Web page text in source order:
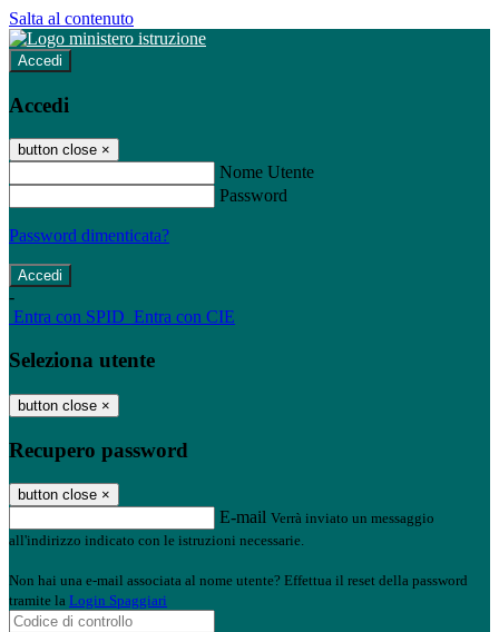
Salta al contenuto
Accedi
Accedi
button close ×
Nome Utente
Password
Password dimenticata?
-
Entra con SPID Entra con CIE
Seleziona utente
button close ×
Recupero password
button close ×
E-mail Verrà inviato un messaggio
all'indirizzo indicato con le istruzioni necessarie.
Non hai una e-mail associata al nome utente? Effettua il reset della password
tramite la Login Spaggiari